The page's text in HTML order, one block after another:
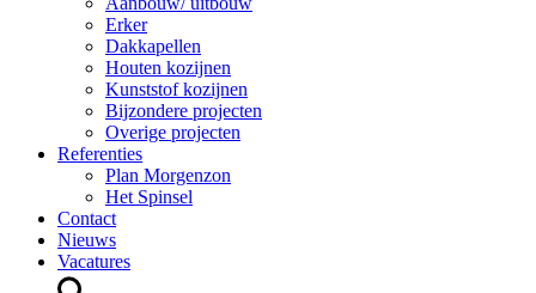
Erker
Dakkapellen
Houten kozijnen
Kunststof kozijnen
Bijzondere projecten
Overige projecten
Referenties
Plan Morgenzon
Het Spinsel
Contact
Nieuws
Vacatures